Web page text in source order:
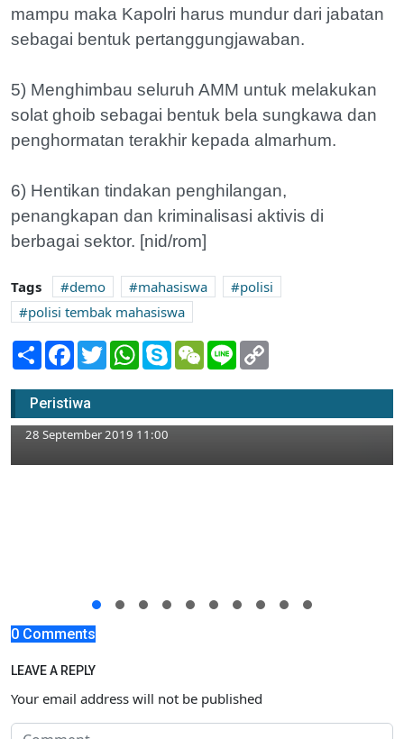
mampu maka Kapolri harus mundur dari jabatan
sebagai bentuk pertanggungjawaban.
5) Menghimbau seluruh AMM untuk melakukan
solat ghoib sebagai bentuk bela sungkawa dan
penghormatan terakhir kepada almarhum.
6) Hentikan tindakan penghilangan,
penangkapan dan kriminalisasi aktivis di
berbagai sektor. [nid/rom]
Tags demo mahasiswa
polisi
polisi tembak mahasiswa
Share Facebook
TwitterWhatsApp
SkypeWeChatLine
Peristiwa
AAM Gelar Aksi Damai, Usut Pelaku
Penembakan Mahasiswa
28 September 2019 11:00
0 Comments
LEAVE A REPLY
Your email address will not be published